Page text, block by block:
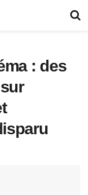
: des